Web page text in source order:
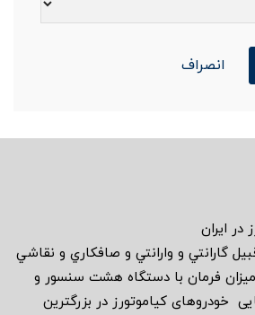
انصراف
در ايران
گارانتي و وارانتي و صافكاري و نقاشي
ميزان فرمان با دستگاه هشت سنسور و
خودروهاى كياموتورز در بزرگترين